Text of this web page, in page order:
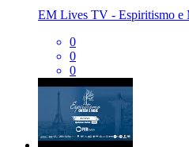
EM Lives TV - Espiritismo e
0
0
0